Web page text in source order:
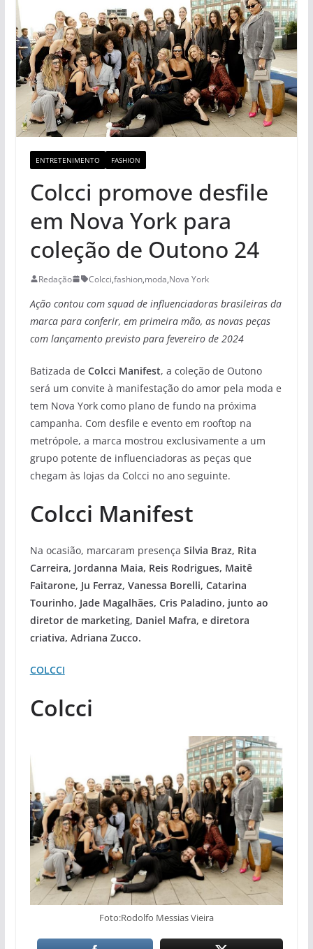
ENTRETENIMENTO FASHION
Colcci promove desfile
em Nova York para
coleção de Outono 24
Redação Colcci,fashion,moda,Nova York
Ação contou com squad de influenciadoras brasileiras da
marca para conferir, em primeira mão, as novas peças
com lançamento previsto para fevereiro de 2024
Batizada de Colcci Manifest, a coleção de Outono
será um convite à manifestação do amor pela moda e
tem Nova York como plano de fundo na próxima
campanha. Com desfile e evento em rooftop na
metrópole, a marca mostrou exclusivamente a um
grupo potente de influenciadoras as peças que
chegam às lojas da Colcci no ano seguinte.
Colcci Manifest
Na ocasião, marcaram presença Silvia Braz, Rita
Carreira, Jordanna Maia, Reis Rodrigues, Maitê
Faitarone, Ju Ferraz, Vanessa Borelli, Catarina
Tourinho, Jade Magalhães, Cris Paladino, junto ao
diretor de marketing, Daniel Mafra, e diretora
criativa, Adriana Zucco.
COLCCI
Colcci
Foto:Rodolfo Messias Vieira